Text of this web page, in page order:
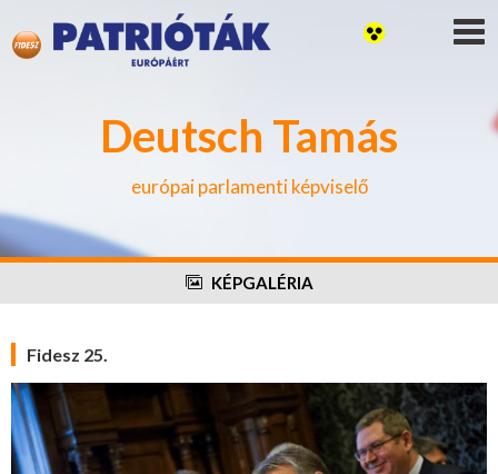
Deutsch Tamás
európai parlamenti képviselő
KÉPGALÉRIA
Fidesz 25.